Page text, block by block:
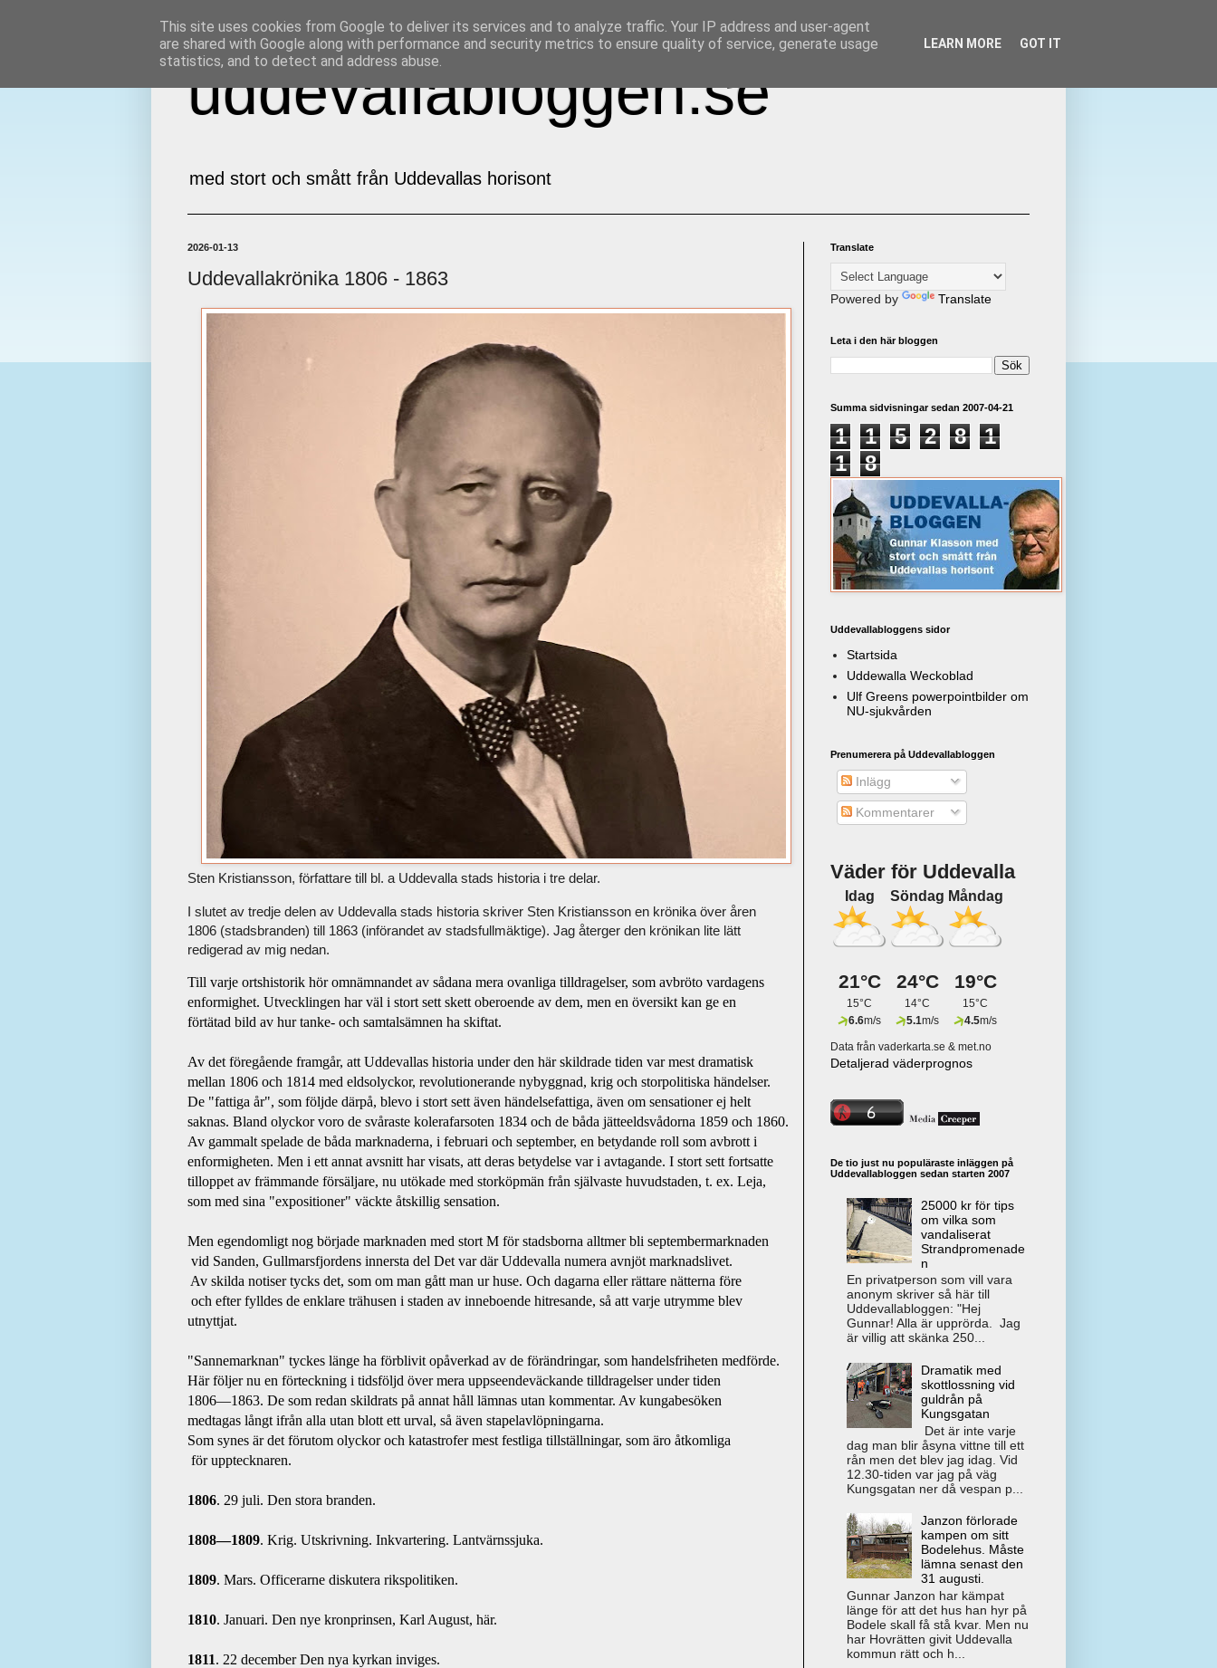
uddevallabloggen.se
med stort och smått från Uddevallas horisont
2026-01-13
Uddevallakrönika 1806 - 1863
Sten Kristiansson, författare till bl. a Uddevalla stads historia i tre delar.
I slutet av tredje delen av Uddevalla stads historia skriver Sten Kristiansson en krönika över åren
1806 (stadsbranden) till 1863 (införandet av stadsfullmäktige). Jag återger den krönikan lite lätt
redigerad av mig nedan.
Till varje ortshistorik hör omnämnandet av sådana mera ovanliga tilldragelser, som avbröto vardagens
enformighet. Utvecklingen har väl i stort sett skett oberoende av dem, men en översikt kan ge en
förtätad bild av hur tanke- och samtalsämnen ha skiftat.
Av det föregående framgår, att Uddevallas historia under den här skildrade tiden var mest dramatisk
mellan 1806 och 1814 med eldsolyckor, revolutionerande nybyggnad, krig och storpolitiska händelser.
De "fattiga år", som följde därpå, blevo i stort sett även händelsefattiga, även om sensationer ej helt
saknas. Bland olyckor voro de svåraste kolerafarsoten 1834 och de båda jätteeldsvådorna 1859 och 1860.
Av gammalt spelade de båda marknaderna, i februari och september, en betydande roll som avbrott i
enformigheten. Men i ett annat avsnitt har visats, att deras betydelse var i avtagande. I stort sett fortsatte
tilloppet av främmande försäljare, nu utökade med storköpmän från självaste huvudstaden, t. ex. Leja,
som med sina "expositioner" väckte åtskillig sensation.
Men egendomligt nog började marknaden med stort M för stadsborna alltmer bli septembermarknaden
vid Sanden, Gullmarsfjordens innersta del Det var där Uddevalla numera avnjöt marknadslivet.
Av skilda notiser tycks det, som om man gått man ur huse. Och dagarna eller rättare nätterna före
och efter fylldes de enklare trähusen i staden av inneboende hitresande, så att varje utrymme blev
"Sannemarknan" tyckes länge ha förblivit opåverkad av de förändringar, som handelsfriheten medförde.
Här följer nu en förteckning i tidsföljd över mera uppseendeväckande tilldragelser under tiden
1806—1863. De som redan skildrats på annat håll lämnas utan kommentar. Av kungabesöken
medtagas långt ifrån alla utan blott ett urval, så även stapelavlöpningarna.
Som synes är det förutom olyckor och katastrofer mest festliga tillställningar, som äro åtkomliga
för upptecknaren.
1806. 29 juli. Den stora branden.
1808—1809. Krig. Utskrivning. Inkvartering. Lantvärnssjuka.
1809. Mars. Officerarne diskutera rikspolitiken.
1810. Januari. Den nye kronprinsen, Karl August, här.
1811. 22 december Den nya kyrkan inviges.
Translate
Powered by Translate
Leta i den här bloggen
Summa sidvisningar sedan 2007-04-21
1 1 5 2 8
1
1
8
Uddevallabloggens sidor
Startsida
Uddewalla Weckoblad
Ulf Greens powerpointbilder om
NU-sjukvården
Prenumerera på Uddevallabloggen
Inlägg
Kommentarer
Väder för Uddevalla
Idag
21°C
15°C
6.6m/s
Söndag
24°C
14°C
5.1m/s
Måndag
19°C
15°C
4.5m/s
Data från vaderkarta.se & met.no
Detaljerad väderprognos
De tio just nu populäraste inläggen på
Uddevallabloggen sedan starten 2007
25000 kr för tips
om vilka som
vandaliserat
Strandpromenade
n
En privatperson som vill vara
anonym skriver så här till
Uddevallabloggen: "Hej
Gunnar! Alla är upprörda. Jag
är villig att skänka 250...
Dramatik med
skottlossning vid
guldrån på
Kungsgatan
Det är inte varje
dag man blir åsyna vittne till ett
rån men det blev jag idag. Vid
12.30-tiden var jag på väg
Kungsgatan ner då vespan p...
Janzon förlorade
kampen om sitt
Bodelehus. Måste
lämna senast den
31 augusti.
Gunnar Janzon har kämpat
länge för att det hus han hyr på
Bodele skall få stå kvar. Men nu
har Hovrätten givit Uddevalla
kommun rätt och h...
This site uses cookies from Google to deliver its services and to analyze traffic. Your IP address and user-agent
are shared with Google along with performance and security metrics to ensure quality of service, generate usage
statistics, and to detect and address abuse.
LEARN MORE GOT IT